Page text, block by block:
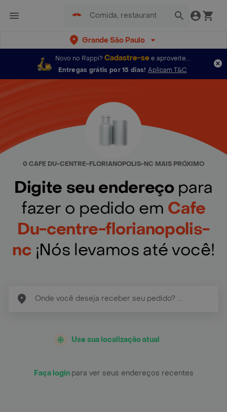
Grande São Paulo
Novo no Rappi? Cadastre-se e aproveite...
Entregas grátis por 15 dias! Aplicam T&C
0 CAFE DU-CENTRE-FLORIANOPOLIS-NC MAIS PRÓXIMO
Digite seu endereço para
fazer o pedido em Cafe
Du-centre-florianopolis-
nc ¡Nós levamos até você!
Use sua localização atual
Faça login para ver seus endereços recentes